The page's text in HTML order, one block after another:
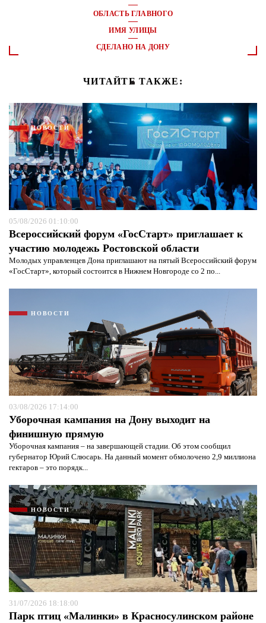
ОБЛАСТЬ ГЛАВНОГО
ИМЯ УЛИЦЫ
СДЕЛАНО НА ДОНУ
ЧИТАЙТЕ ТАКЖЕ:
НОВОСТИ
05/08/2026 01:10:00
Всероссийский форум «ГосСтарт» приглашает к
участию молодежь Ростовской области
Молодых управленцев Дона приглашают на пятый Всероссийский форум
«ГосСтарт», который состоится в Нижнем Новгороде со 2 по...
НОВОСТИ
03/08/2026 17:14:00
Уборочная кампания на Дону выходит на
финишную прямую
Уборочная кампания – на завершающей стадии. Об этом сообщил
губернатор Юрий Слюсарь. На данный момент обмолочено 2,9 миллиона
гектаров – это порядк...
НОВОСТИ
31/07/2026 18:18:00
Парк птиц «Малинки» в Красносулинском районе
Я согласен сполитикой конфиденциальности и
защиты информации*
Я согласен сполитикой конфиденциальности и